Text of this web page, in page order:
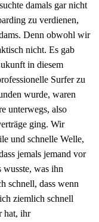
damals gar nicht
zu verdienen,
Denn obwohl wir
nicht. Es gab
in diesem
Surfer zu
wurde, waren
unterwegs, also
ging. Wir
und schnelle Welle,
jemals jemand vor
wusste, was ihn
schnell, dass wenn
ziemlich schnell
hat, ihr